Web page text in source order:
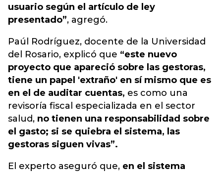
usuario según el artículo de ley
presentado”, agregó.
Paúl Rodríguez, docente de la Universidad
del Rosario, explicó que “este nuevo
proyecto que apareció sobre las gestoras,
tiene un papel 'extraño' en sí mismo que es
en el de auditar cuentas, es como una
revisoría fiscal especializada en el sector
salud, no tienen una responsabilidad sobre
el gasto; si se quiebra el sistema, las
gestoras siguen vivas”.
El experto aseguró que, en el sistema